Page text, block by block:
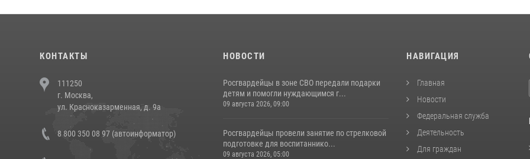
КОНТАКТЫ
111250
г. Москва,
ул. Красноказарменная, д. 9а
8 800 350 08 97 (автоинформатор)
НОВОСТИ
Росгвардейцы в зоне СВО передали подарки
детям и помогли нуждающимся г...
09 августа 2026, 09:00
Росгвардейцы провели занятие по стрелковой
подготовке для воспитаннико...
09 августа 2026, 05:00
НАВИГАЦИЯ
Главная
Новости
Федеральная служба
Деятельность
Для граждан